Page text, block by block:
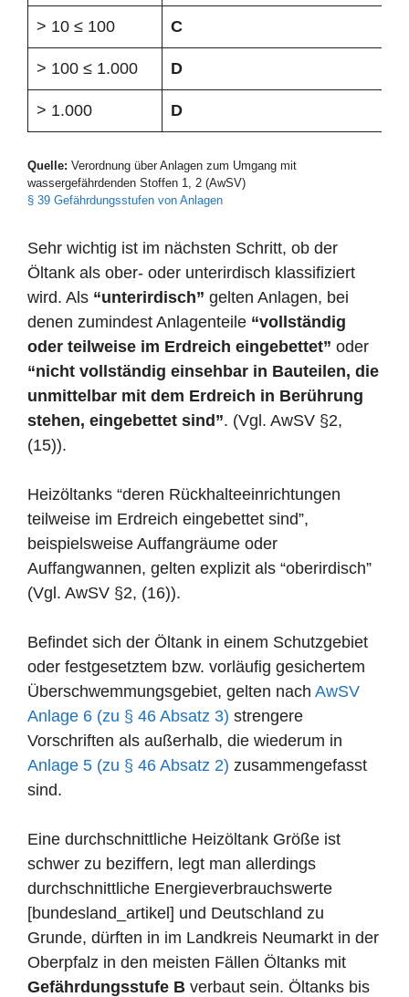
> 10 ≤ 100 C
> 100 ≤ 1.000 D
> 1.000 D
Quelle: Verordnung über Anlagen zum Umgang mit
wassergefährdenden Stoffen 1, 2 (AwSV)
§ 39 Gefährdungsstufen von Anlagen
Sehr wichtig ist im nächsten Schritt, ob der
Öltank als ober- oder unterirdisch klassifiziert
wird. Als “unterirdisch” gelten Anlagen, bei
denen zumindest Anlagenteile “vollständig
oder teilweise im Erdreich eingebettet” oder
“nicht vollständig einsehbar in Bauteilen, die
unmittelbar mit dem Erdreich in Berührung
stehen, eingebettet sind”. (Vgl. AwSV §2,
(15)).
Heizöltanks “deren Rückhalteeinrichtungen
teilweise im Erdreich eingebettet sind”,
beispielsweise Auffangräume oder
Auffangwannen, gelten explizit als “oberirdisch”
(Vgl. AwSV §2, (16)).
Befindet sich der Öltank in einem Schutzgebiet
oder festgesetztem bzw. vorläufig gesichertem
Überschwemmungsgebiet, gelten nach AwSV
Anlage 6 (zu § 46 Absatz 3) strengere
Vorschriften als außerhalb, die wiederum in
Anlage 5 (zu § 46 Absatz 2) zusammengefasst
sind.
Eine durchschnittliche Heizöltank Größe ist
schwer zu beziffern, legt man allerdings
durchschnittliche Energieverbrauchswerte
[bundesland_artikel] und Deutschland zu
Grunde, dürften in im Landkreis Neumarkt in der
Oberpfalz in den meisten Fällen Öltanks mit
Gefährdungsstufe B verbaut sein. Öltanks bis